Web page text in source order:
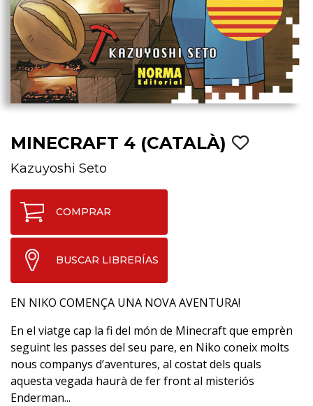
MINECRAFT 4 (CATALÀ)
Kazuyoshi Seto
COMPRAR
BUSCAR LIBRERÍAS
EN NIKO COMENÇA UNA NOVA AVENTURA!
En el viatge cap la fi del món de Minecraft que emprèn
seguint les passes del seu pare, en Niko coneix molts
nous companys d’aventures, al costat dels quals
aquesta vegada haurà de fer front al misteriós
Enderman...